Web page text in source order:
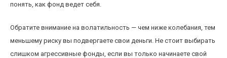
понять, как фонд ведет себя.
Обратите внимание на волатильность — чем ниже колебания, тем
меньшему риску вы подвергаете свои деньги. Не стоит выбирать
слишком агрессивные фонды, если вы только начинаете свой